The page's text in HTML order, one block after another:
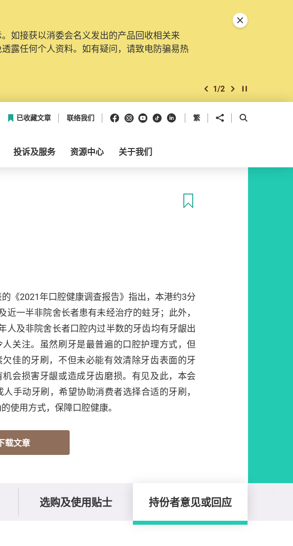
如接获以消委会名义发出的产品回收相关来
露任何个人资料。如有疑问，请致电防骗易热
上一个
1/2 下一个开始/暂停幻灯
关闭特別通告
已收藏文章 联络我们 Facebook
Instagram
Youtube
抖音领英 繁 分享到 开启搜寻框
投诉及服务 资源中心 关于我们
《2021年口腔健康调查报告》指出，本港约3分
近一半非院舍长者患有未经治疗的蛀牙；此外，
人及非院舍长者口腔内过半数的牙齿均有牙龈出
人关注。虽然刷牙是最普遍的口腔护理方式，但
佳的牙刷，不但未必能有效清除牙齿表面的牙
机会损害牙龈或造成牙齿磨损。有见及此，本会
手动牙刷，希望协助消费者选择合适的牙刷，
使用方式，保障口腔健康。
载文章
选购及使用贴士 持份者意见或回应